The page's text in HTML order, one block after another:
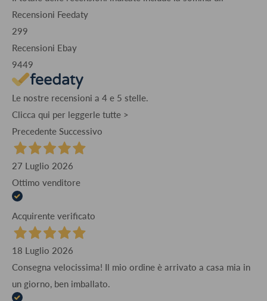
Recensioni Feedaty
299
Recensioni Ebay
9449
Le nostre recensioni a 4 e 5 stelle.
Clicca qui per leggerle tutte >
Precedente Successivo
27 Luglio 2026
Ottimo venditore
Acquirente verificato
18 Luglio 2026
Consegna velocissima! Il mio ordine è arrivato a casa mia in
un giorno, ben imballato.